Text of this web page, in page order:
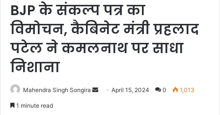
BJP के संकल्प पत्र का
विमोचन, कैबिनेट मंत्री प्रहलाद
पटेल ने कमलनाथ पर साधा
निशाना
Mahendra Singh Songira
Send April 15, 2024 0 1,013
1 minute read